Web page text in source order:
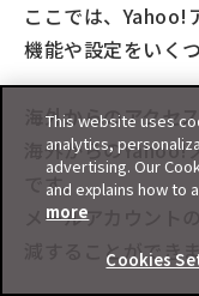
ここでは、Yahoo!
機能や設定をいく
海外からのアクセ
海外からのYahoo!
です。
メールアカウント
減することができ
This website uses
analytics,
advertising. Our
and explains how to
more
Cookies